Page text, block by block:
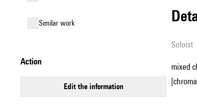
similar work
action
edit the information
Soloist
mixed